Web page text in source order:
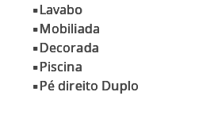
▪Lavabo
▪Mobiliada
▪Decorada
▪Piscina